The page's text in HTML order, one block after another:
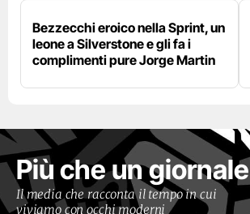
Bezzecchi eroico nella Sprint, un
leone a Silverstone e gli fa i
complimenti pure Jorge Martin
Più che un giornale
Il media che racconta il tempo in cui
viviamo con occhi moderni